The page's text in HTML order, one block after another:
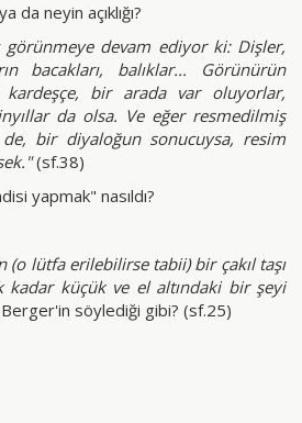
da neyin açıklığı?
görünmeye devam ediyor ki: Dişler,
bacakları, balıklar... Görünürün
bir arada var oluyorlar,
da olsa. Ve eğer resmedilmiş
bir diyaloğun sonucuysa, resim
(sf.38)
yapmak" nasıldı?
(o lütfa erilebilirse tabii) bir çakıl taşı
kadar küçük ve el altındaki bir şeyi
söylediği gibi? (sf.25)